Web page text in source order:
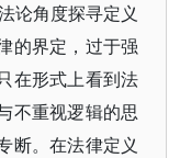
论角度探寻定义
的界定，过于强
在形式上看到法
不重视逻辑的思
断。在法律定义